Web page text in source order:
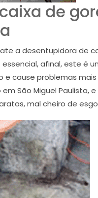
de
a desentupidora de
afinal, este é
cause problemas mais
São Miguel Paulista,
mal cheiro de